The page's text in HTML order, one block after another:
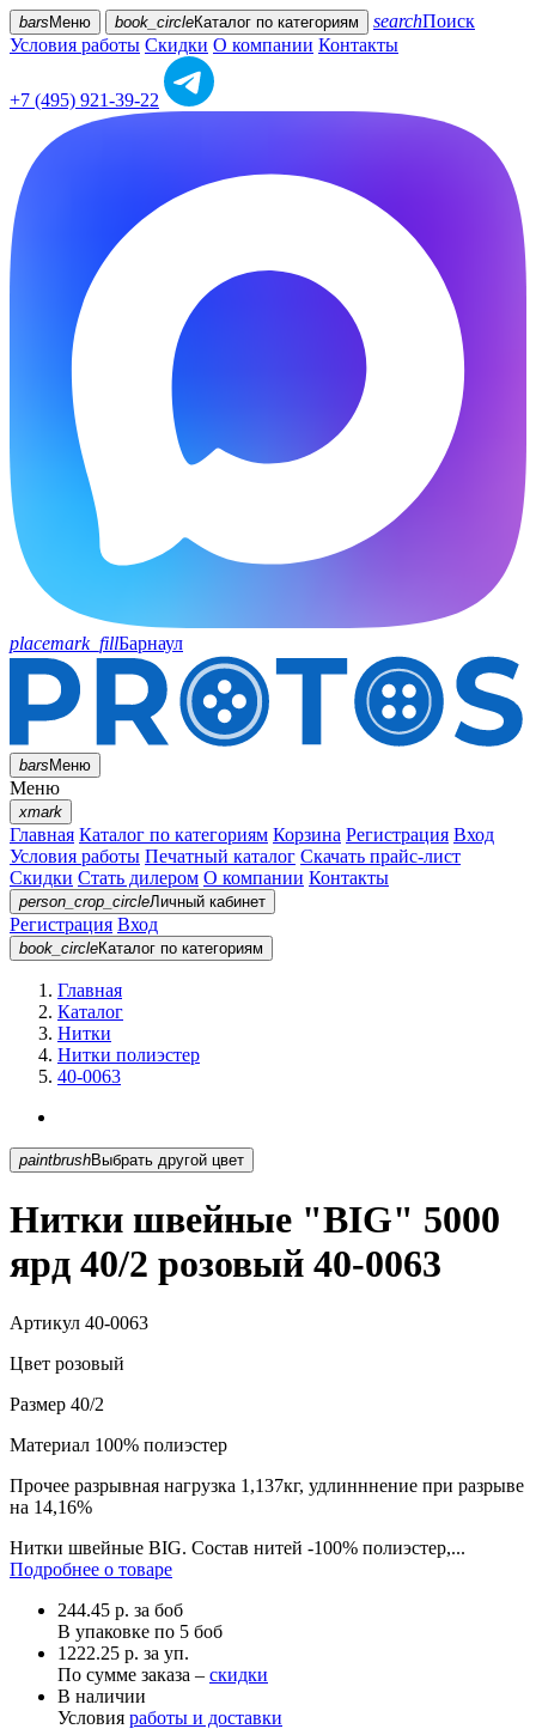
bars Меню book_circleКаталог по категориям searchПоиск
Условия работы Скидки О компании Контакты
+7 (495) 921-39-22
placemark_fillБарнаул
barsМеню
Меню
xmark
Главная Каталог по категориям Корзина Регистрация Вход
Условия работы Печатный каталог Скачать прайс-лист
Скидки Стать дилером О компании Контакты
person_crop_circleЛичный кабинет
Регистрация Вход
book_circleКаталог по категориям
Главная
Каталог
Нитки
Нитки полиэстер
40-0063
paintbrush Выбрать другой цвет
Нитки швейные "BIG" 5000
ярд 40/2 розовый 40-0063
Артикул 40-0063
Цвет розовый
Размер 40/2
Материал 100% полиэстер
Прочее разрывная нагрузка 1,137кг, удлинннение при разрыве
на 14,16%
Нитки швейные BIG. Состав нитей -100% полиэстер,...
Подробнее о товаре
244.45 р. за боб
В упаковке по 5 боб
1222.25 р. за уп.
По сумме заказа – скидки
В наличии
Условия работы и доставки